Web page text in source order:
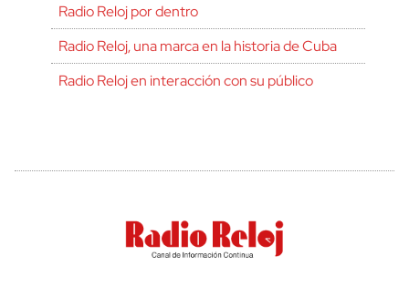
Radio Reloj por dentro
Radio Reloj, una marca en la historia de Cuba
Radio Reloj en interacción con su público